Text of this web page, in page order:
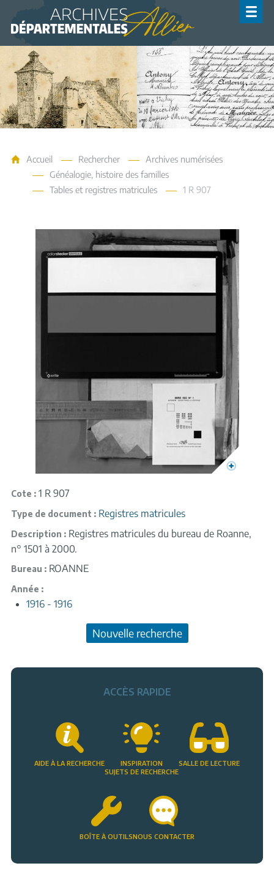
Archives de l'Allier
Accueil Rechercher
Archives numérisées
Généalogie, histoire des familles
Tables et registres matricules
1 R 907
Cote 1 R 907
Type de document Registres matricules
Description
Registres matricules du bureau de Roanne,
n° 1501 à 2000.
Bureau ROANNE
Année
1916 - 1916
Nouvelle recherche
ACCÈS RAPIDE
AIDE À LA RECHERCHE
INSPIRATION
SUJETS DE RECHERCHE
SALLE DE LECTURE
BOÎTE À OUTILSNOUS CONTACTER